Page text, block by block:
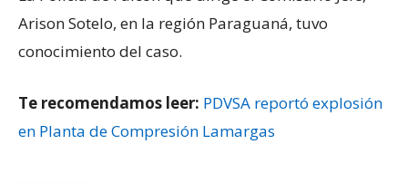
Arison Sotelo, en la región Paraguaná, tuvo
conocimiento del caso.
Te recomendamos leer: PDVSA reportó explosión
en Planta de Compresión Lamargas